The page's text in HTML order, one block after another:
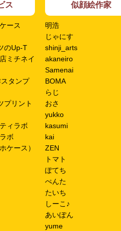
ス
ース
のUp-T
ミチネイ
タンプ
プリント
ィラボ
ボ
ケース）
似顔絵作家
明浩
じゃにす
shinji_arts
akaneiro
Samenai
BOMA
らじ
おさ
yukko
kasumi
kai
ZEN
トマト
ぽてち
ぺんた
たいち
しーこ♪
あいぽん
yume